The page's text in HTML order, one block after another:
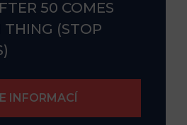
50 COMES
THING (STOP